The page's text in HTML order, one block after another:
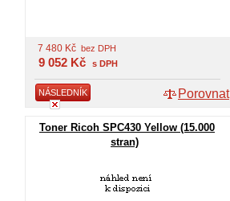
7 480 Kč bez DPH
9 052 Kč s DPH
Porovnat
NÁSLEDNÍK
Toner Ricoh SPC430 Yellow (15.000
stran)